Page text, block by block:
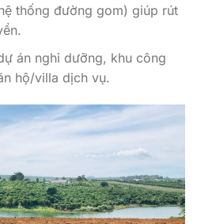
thống đường gom) giúp rút
án nghỉ dưỡng, khu công
hộ/villa dịch vụ.